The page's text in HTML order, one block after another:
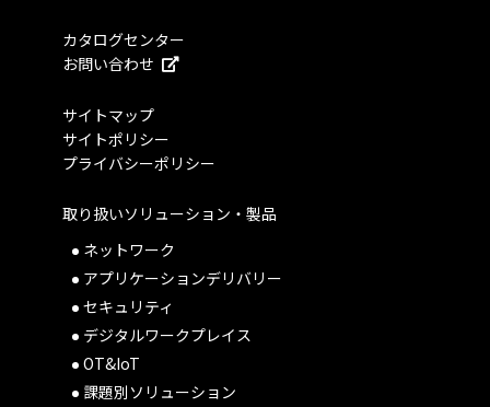
カタログセンター
お問い合わせ
サイトマップ
サイトポリシー
プライバシーポリシー
取り扱いソリューション・製品
ネットワーク
アプリケーションデリバリー
セキュリティ
デジタルワークプレイス
OT&IoT
課題別ソリューション